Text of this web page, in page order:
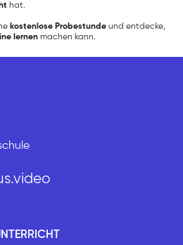
hat.
kostenlose Probestunde und entdecke,
lernen machen kann.